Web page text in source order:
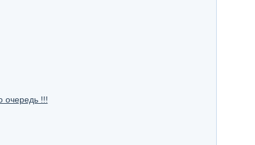
очередь !!!